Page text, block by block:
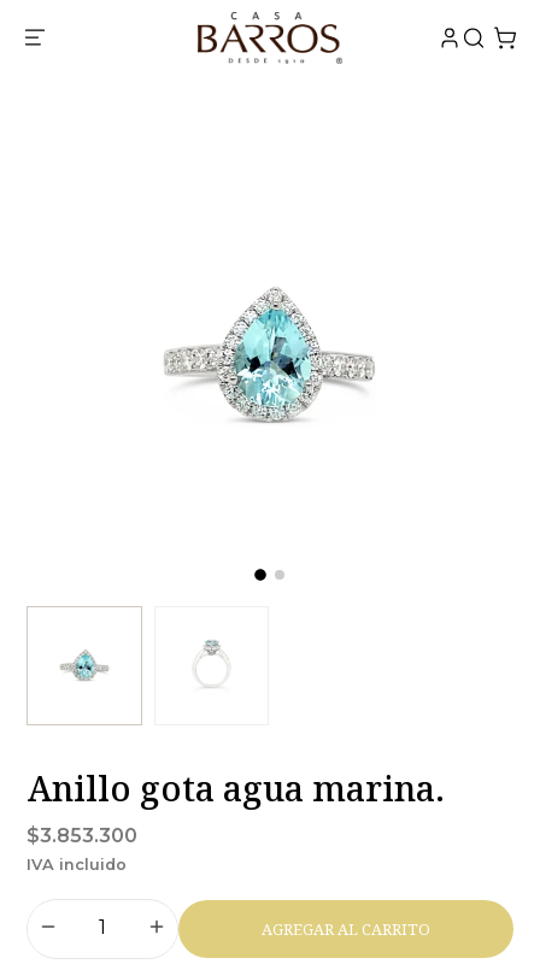
Anillo gota agua marina.
$3.853.300
IVA incluido
AGREGAR AL CARRITO